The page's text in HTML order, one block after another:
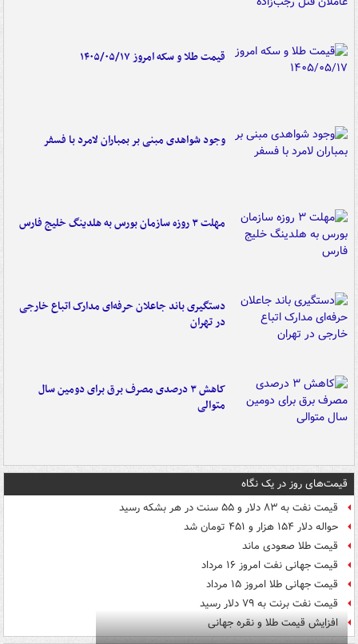
قیمت طلا و سکه امروز ۱۴۰۵/۰۵/۱۷
وجود شواهدی مبنی بر بمباران لامرد با فسفر
مهلت ۳ روزه سازمان بورس به هلدینگ خلیج فارس
دستگیری باند جاعلان حرفه‌ای مدارک اتباع خارجی
در تهران
کاهش ۳ درصدی مصرف برق برای دومین سال
متوالی
قیمت‌های روز در یک نگاه
قیمت نفت به ۸۳ دلار و ۵۵ سنت در هر بشکه رسید
حواله دلار ۱۵۴ هزار و ۴۵۱ تومان شد
قیمت طلا صعودی ماند
قیمت جهانی نفت امروز ۱۶ مرداد
قیمت جهانی طلا امروز ۱۵ مرداد
قیمت نفت برنت به ۷۹ دلار رسید
افزایش قیمت طلا و نقره جهانی